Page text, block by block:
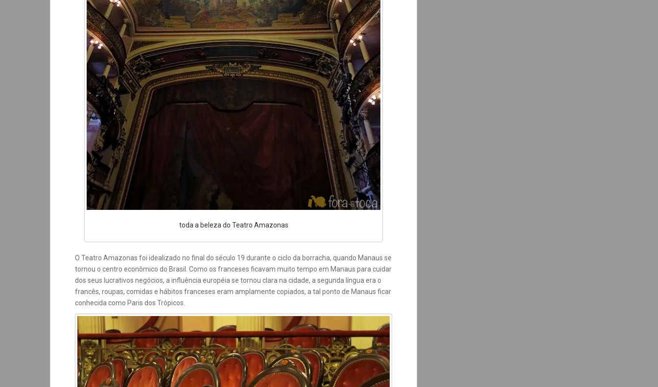
toda a beleza do Teatro Amazonas
O Teatro Amazonas foi idealizado no final do século 19 durante o ciclo da borracha, quando Manaus se
tornou o centro econômico do Brasil. Como os franceses ficavam muito tempo em Manaus para cuidar
dos seus lucrativos negócios, a influência européia se tornou clara na cidade, a segunda língua era o
francês, roupas, comidas e hábitos franceses eram amplamente copiados, a tal ponto de Manaus ficar
conhecida como Paris dos Trópicos.